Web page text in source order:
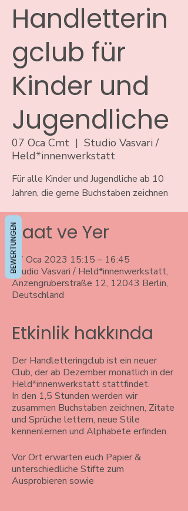
Handletterin
gclub für
Kinder und
Jugendliche
07 Oca Cmt
  |
Studio Vasvari /
Held*innenwerkstatt
Für alle Kinder und Jugendliche ab 10
Jahren, die gerne Buchstaben zeichnen
Saat ve Yer
07 Oca 2023 15:15 – 16:45
Studio Vasvari / Held*innenwerkstatt,
Anzengruberstraße 12, 12043 Berlin,
Deutschland
Etkinlik hakkında
Der Handletteringclub ist ein neuer
Club, der ab Dezember monatlich in der
Held*innenwerkstatt stattfindet.
In den 1,5 Stunden werden wir
zusammen Buchstaben zeichnen, Zitate
und Sprüche lettern, neue Stile
kennenlernen und Alphabete erfinden.
Vor Ort erwarten euch Papier &
unterschiedliche Stifte zum
Ausprobieren sowie
BEWERTUNGEN